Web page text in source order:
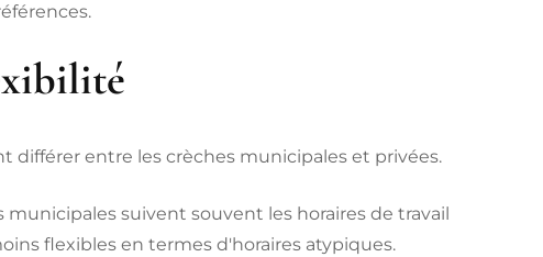
différer entre les crèches municipales et privées.
municipales suivent souvent les horaires de travail
flexibles en termes d'horaires atypiques.